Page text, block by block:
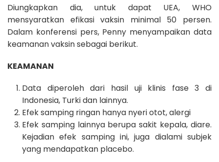
Diungkapkan dia, untuk dapat UEA, WHO
mensyaratkan efikasi vaksin minimal 50 persen.
Dalam konferensi pers, Penny menyampaikan data
keamanan vaksin sebagai berikut.
KEAMANAN
Data diperoleh dari hasil uji klinis fase 3 di
Indonesia, Turki dan lainnya.
Efek samping ringan hanya nyeri otot, alergi
Efek samping lainnya berupa sakit kepala, diare.
Kejadian efek samping ini, juga dialami subjek
yang mendapatkan placebo.